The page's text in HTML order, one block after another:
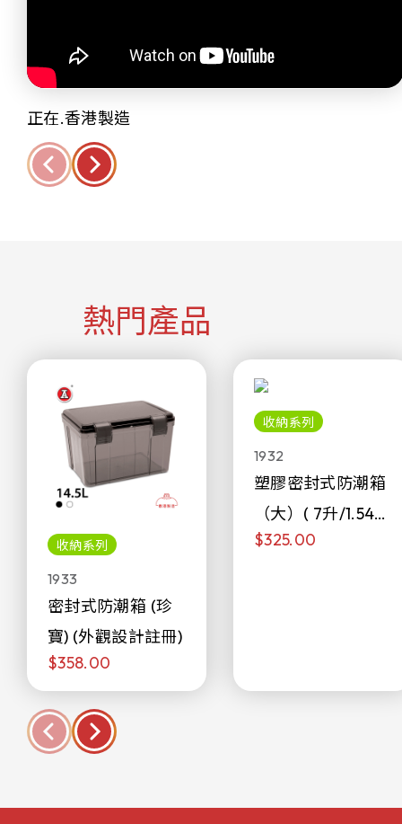
正在.香港製造
熱門產品
收納系列
1933
密封式防潮箱 (珍
寶) (外觀設計註冊)
$358.00
收納系列
1932
塑膠密封式防潮箱
（大）( 7升/1.54加
侖)
$325.00